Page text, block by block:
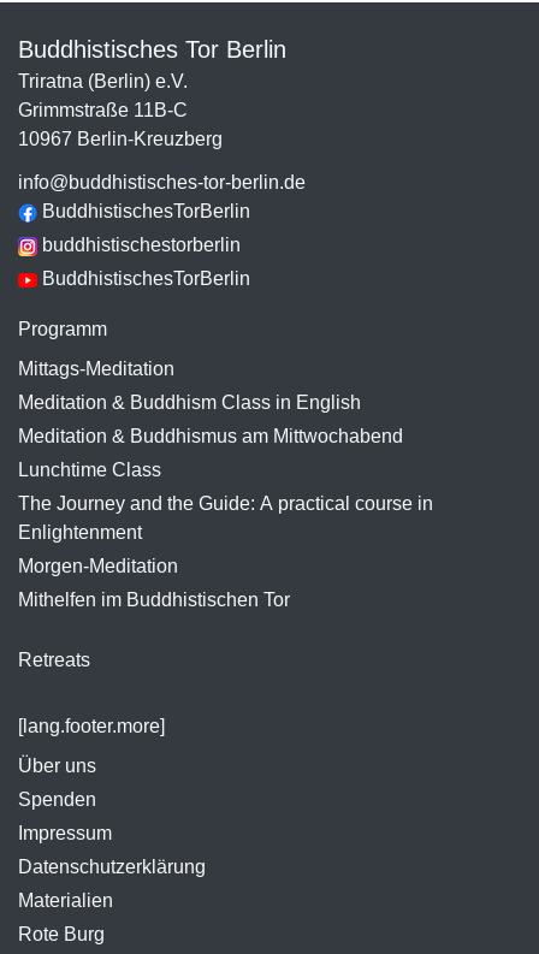
Buddhistisches Tor Berlin
Triratna (Berlin) e.V.
Grimmstraße 11B-C
10967 Berlin-Kreuzberg
info@buddhistisches-tor-berlin.de
BuddhistischesTorBerlin
buddhistischestorberlin
BuddhistischesTorBerlin
Programm
Mittags-Meditation
Meditation & Buddhism Class in English
Meditation & Buddhismus am Mittwochabend
Lunchtime Class
The Journey and the Guide: A practical course in
Enlightenment
Morgen-Meditation
Mithelfen im Buddhistischen Tor
Retreats
[lang.footer.more]
Über uns
Spenden
Impressum
Datenschutzerklärung
Materialien
Rote Burg